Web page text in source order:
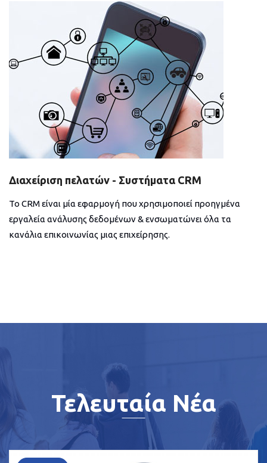
Διαχείριση πελατών - Συστήματα CRM
Το CRM είναι μία εφαρμογή που χρησιμοποιεί προηγμένα
εργαλεία ανάλυσης δεδομένων & ενσωματώνει όλα τα
κανάλια επικοινωνίας μιας επιχείρησης.
Τελευταία Νέα